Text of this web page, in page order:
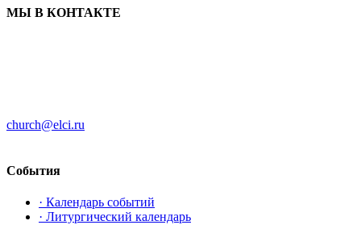
МЫ В КОНТАКТЕ
church@elci.ru
События
· Календарь событий
· Литургический календарь